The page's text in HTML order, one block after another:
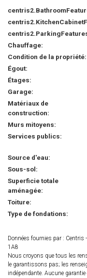
Chauffage:
Condition de la propriété:
Égout:
Étages:
Garage:
Matériaux de
construction:
Murs mitoyens:
Services publics:
Source d'eau:
Sous-sol:
Superficie totale
aménagée:
Toiture:
Type de fondations:
Données fournies par : Centris
1A8
Nous croyons que tous les
le garantissons pas; les
indépendante. Aucune